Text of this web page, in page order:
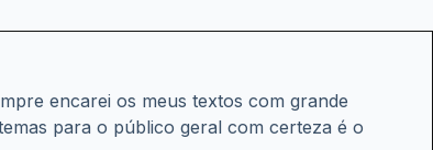
encarei os meus textos com grande
para o público geral com certeza é o